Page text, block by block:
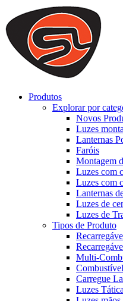
We use cookies to ensure
you a better experience. To
ACCEPT AND CLOSE
Produtos
Explorar por
Novos
Luzes
Lanternas
Faróis
Montagem
Luzes com
Luzes com
Lanternas
Luzes de
Luzes de
Tipos de Produto
Multi-
Carregue
Luzes